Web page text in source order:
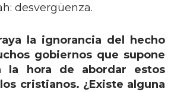
desvergüenza.
la ignorancia del hecho
gobiernos que supone
la hora de abordar estos
cristianos. ¿Existe alguna